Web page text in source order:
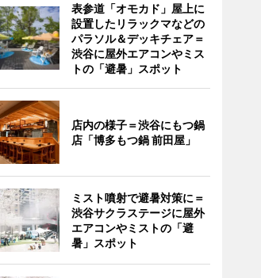
表参道「オモカド」屋上に
設置したリラックマなどの
パラソル＆デッキチェア＝
渋谷に屋外エアコンやミス
トの「避暑」スポット
店内の様子＝渋谷にもつ鍋
店「博多もつ鍋 前田屋」
ミスト噴射で避暑対策に＝
渋谷サクラステージに屋外
エアコンやミストの「避
暑」スポット